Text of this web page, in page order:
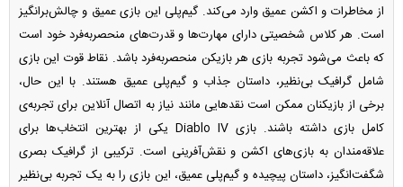
از مخاطرات و اکشن عمیق وارد می‌کند. گیم‌پلی این بازی عمیق و چالش‌برانگیز
است. هر کلاس شخصیتی دارای مهارت‌ها و قدرت‌های منحصربه‌فرد خود است
که باعث می‌شود تجربه بازی هر بازیکن منحصربه‌فرد باشد. نقاط قوت این بازی
شامل گرافیک بی‌نظیر، داستان جذاب و گیم‌پلی عمیق هستند. با این حال،
برخی از بازیکنان ممکن است نقد‌هایی مانند نیاز به اتصال آنلاین برای تجربه‌ی
کامل بازی داشته باشند. بازی Diablo IV یکی از بهترین انتخاب‌ها برای
علاقه‌مندان به بازی‌های اکشن و نقش‌آفرینی است. ترکیبی از گرافیک بصری
شگفت‌انگیز، داستان پیچیده و گیم‌پلی عمیق، این بازی را به یک تجربه بی‌نظیر